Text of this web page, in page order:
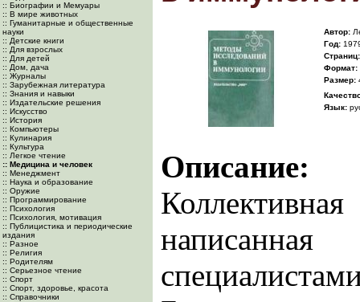
:: Биографии и Мемуары
:: В мире животных
:: Гуманитарные и общественные
науки
:: Детские книги
:: Для взрослых
:: Для детей
:: Дом, дача
:: Журналы
:: Зарубежная литература
:: Знания и навыки
:: Издательские решения
:: Искусство
:: История
:: Компьютеры
:: Кулинария
:: Культура
:: Легкое чтение
:: Медицина и человек
:: Менеджмент
:: Наука и образование
:: Оружие
:: Программирование
:: Психология
:: Психология, мотивация
:: Публицистика и периодические
издания
:: Разное
:: Религия
:: Родителям
:: Серьезное чтение
:: Спорт
:: Спорт, здоровье, красота
:: Справочники
Автор:
Год:
Cтраниц:
Формат:
Размер:
Язык:
Описание: